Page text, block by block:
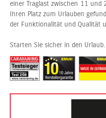
einer Traglast zwischen 11 und
Ihren Platz zum Urlauben
der Funktionalität und Qualität
Starten Sie sicher in den Urlaub.